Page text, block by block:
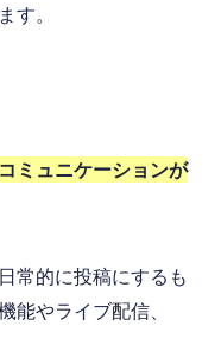
す。
ミュニケーションが
常的に投稿にするも
能やライブ配信、